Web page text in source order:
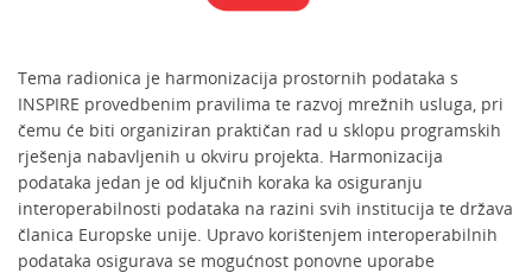
Tema radionica je harmonizacija prostornih podataka s
INSPIRE provedbenim pravilima te razvoj mrežnih usluga, pri
čemu će biti organiziran praktičan rad u sklopu programskih
rješenja nabavljenih u okviru projekta. Harmonizacija
podataka jedan je od ključnih koraka ka osiguranju
interoperabilnosti podataka na razini svih institucija te država
članica Europske unije. Upravo korištenjem interoperabilnih
podataka osigurava se mogućnost ponovne uporabe